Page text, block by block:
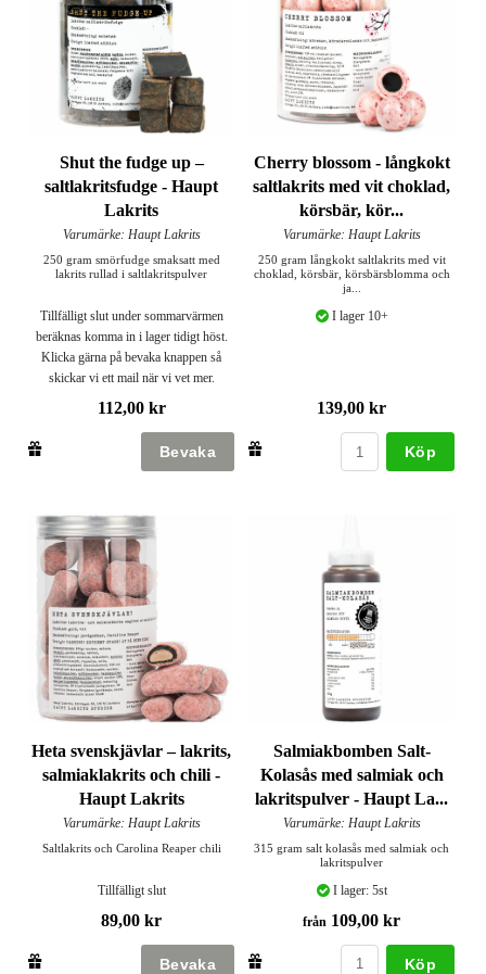
Shut the fudge up –
saltlakritsfudge - Haupt
Lakrits
Varumärke: Haupt Lakrits
250 gram smörfudge smaksatt med
lakrits rullad i saltlakritspulver
Tillfälligt slut under sommarvärmen
beräknas komma in i lager tidigt höst.
Klicka gärna på bevaka knappen så
skickar vi ett mail när vi vet mer.
112,00 kr
Cherry blossom - långkokt
saltlakrits med vit choklad,
körsbär, kör...
Varumärke: Haupt Lakrits
250 gram långkokt saltlakrits med vit
choklad, körsbär, körsbärsblomma och
ja...
I lager 10+
139,00 kr
Köp
Heta svenskjävlar – lakrits,
salmiaklakrits och chili -
Haupt Lakrits
Varumärke: Haupt Lakrits
Saltlakrits och Carolina Reaper chili
Tillfälligt slut
89,00 kr
Salmiakbomben Salt-
Kolasås med salmiak och
lakritspulver - Haupt La...
Varumärke: Haupt Lakrits
315 gram salt kolasås med salmiak och
lakritspulver
I lager: 5st
från 109,00 kr
Köp